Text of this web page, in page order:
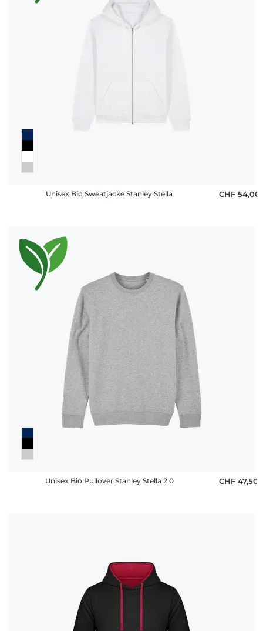
Unisex Bio Sweatjacke Stanley Stella CHF 54,00
Unisex Bio Pullover Stanley Stella 2.0 CHF 47,50